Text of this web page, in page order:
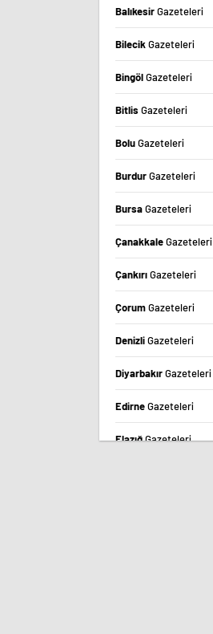
BalıkesirGazeteleri
BilecikGazeteleri
BingölGazeteleri
Bitlis Gazeteleri
BoluGazeteleri
BurdurGazeteleri
BursaGazeteleri
ÇanakkaleGazeteleri
ÇankırıGazeteleri
ÇorumGazeteleri
DenizliGazeteleri
DiyarbakırGazeteleri
EdirneGazeteleri
ElazığGazeteleri